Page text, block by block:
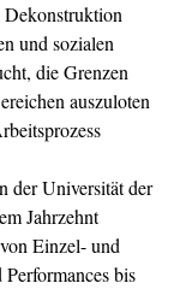
Dekonstruktion
und sozialen
die Grenzen
auszuloten
der Universität der
Jahrzehnt
Einzel- und
bis